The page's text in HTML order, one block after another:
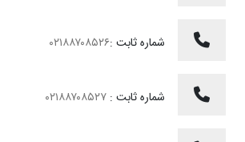
شماره ثابت :۰۲۱۸۸۷۰۸۵۲۶
شماره ثابت :